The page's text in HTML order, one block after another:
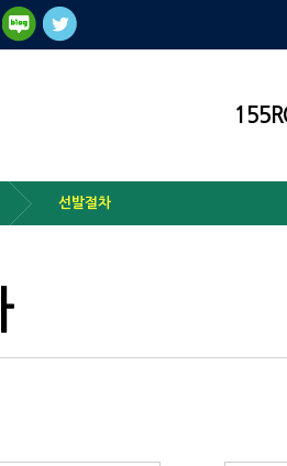
선발절차